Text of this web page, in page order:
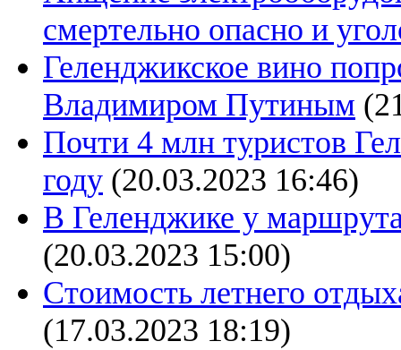
смертельно опасно и
Геленджикское вино
Владимиром Путиным
Почти 4 млн туристов
году (20.03.2023 16:46)
В Геленджике у
(20.03.2023 15:00)
Стоимость летнего
(17.03.2023 18:19)